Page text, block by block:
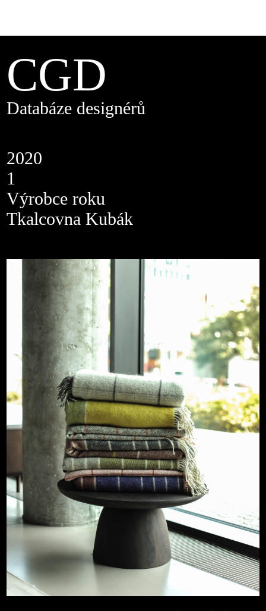
CGD
Databáze designérů
2020
1
Výrobce roku
Tkalcovna Kubák